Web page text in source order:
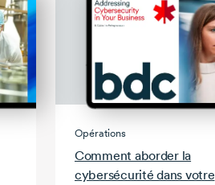
Opérations
Comment aborder la
cybersécurité dans votre